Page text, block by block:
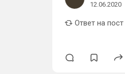
12.06.2020
Ответ на пост